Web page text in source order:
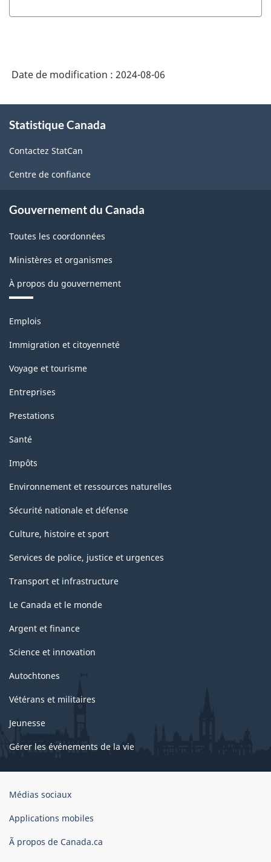
industries
l'Amérique
du
Nord
(SCIAN)
2022
-
Structure
la
classification
Date de modification : 2024-08-06
propos
ce
site
Statistique Canada
Contactez StatCan
Centre de confiance
Gouvernement du Canada
Toutes les coordonnées
Ministères et organismes
À propos du gouvernement
Thèmes
sujets
Emplois
Immigration et citoyenneté
Voyage et tourisme
Entreprises
Prestations
Santé
Impôts
Environnement et ressources naturelles
Sécurité nationale et défense
Culture, histoire et sport
Services de police, justice et urgences
Transport et infrastructure
Le Canada et le monde
Argent et finance
Science et innovation
Autochtones
Vétérans et militaires
Jeunesse
Gérer les événements de la vie
Organisation
gouvernement
Canada
Médias sociaux
Applications mobiles
Ã propos de Canada.ca